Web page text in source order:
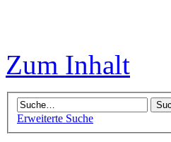
Zum Inhalt
Erweiterte Suche